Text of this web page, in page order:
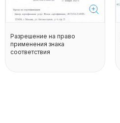
Разрешение на право
применения знака
соответствия